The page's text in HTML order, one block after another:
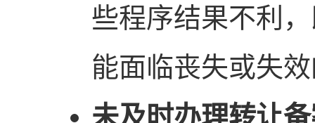
些程序结果不利
能面临丧失或失
未及时办理转让